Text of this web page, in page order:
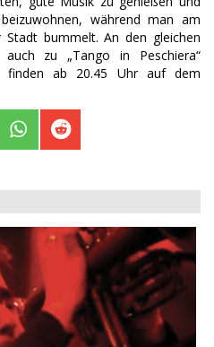
während man am
bummelt. An den gleichen
zu „Tango in Peschiera“
finden ab 20.45 Uhr auf dem